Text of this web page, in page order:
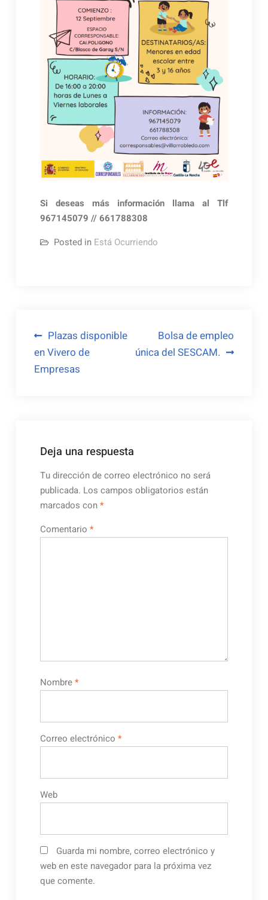
Si deseas más información llama al Tlf
967145079 // 661788308
Posted in Está Ocurriendo
Navegación
de
entradas
Plazas disponible
en Vivero de
Empresas
Bolsa de empleo
única del SESCAM.
Deja una respuesta
Tu dirección de correo electrónico no será
publicada. Los campos obligatorios están
marcados con*
Comentario *
Nombre*
Correo electrónico *
Web
Guarda mi nombre, correo electrónico y
web en este navegador para la próxima vez
que comente.